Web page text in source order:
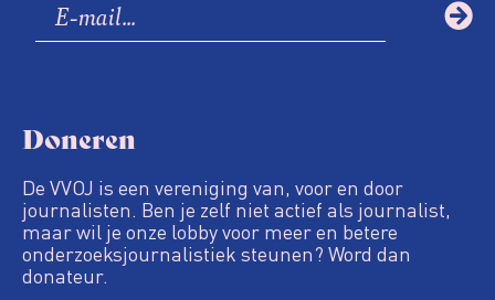
Doneren
De VVOJ is een vereniging van, voor en door
journalisten. Ben je zelf niet actief als journalist,
maar wil je onze lobby voor meer en betere
onderzoeksjournalistiek steunen? Word dan
donateur.